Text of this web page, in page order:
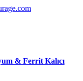
& Ferrit Kalıcı